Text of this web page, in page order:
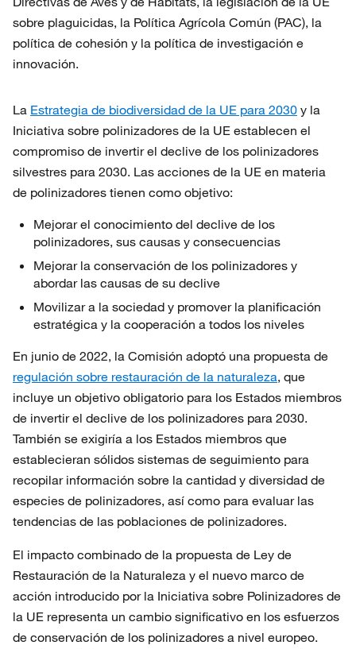
sobre plaguicidas, la Política Agrícola Común (PAC), la
política de cohesión y la política de investigación e
innovación.
La Estrategia de biodiversidad de la UE para 2030 y la
Iniciativa sobre polinizadores de la UE establecen el
compromiso de invertir el declive de los polinizadores
silvestres para 2030. Las acciones de la UE en materia
de polinizadores tienen como objetivo:
Mejorar el conocimiento del declive de los
polinizadores, sus causas y consecuencias
Mejorar la conservación de los polinizadores y
abordar las causas de su declive
Movilizar a la sociedad y promover la planificación
estratégica y la cooperación a todos los niveles
En junio de 2022, la Comisión adoptó una propuesta de
regulación sobre restauración de la naturaleza, que
incluye un objetivo obligatorio para los Estados miembros
de invertir el declive de los polinizadores para 2030.
También se exigiría a los Estados miembros que
establecieran sólidos sistemas de seguimiento para
recopilar información sobre la cantidad y diversidad de
especies de polinizadores, así como para evaluar las
tendencias de las poblaciones de polinizadores.
El impacto combinado de la propuesta de Ley de
Restauración de la Naturaleza y el nuevo marco de
acción introducido por la Iniciativa sobre Polinizadores de
la UE representa un cambio significativo en los esfuerzos
de conservación de los polinizadores a nivel europeo.